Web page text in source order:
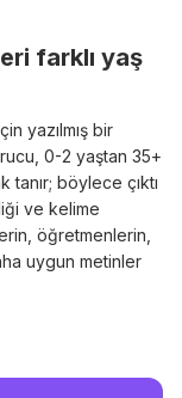
farklı yaş
yazılmış bir
0-2 yaştan 35+
böylece çıktı
ve kelime
öğretmenlerin,
uygun metinler